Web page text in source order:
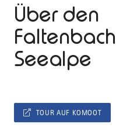
Über den
Seealpe
TOUR AUF KOMOOT